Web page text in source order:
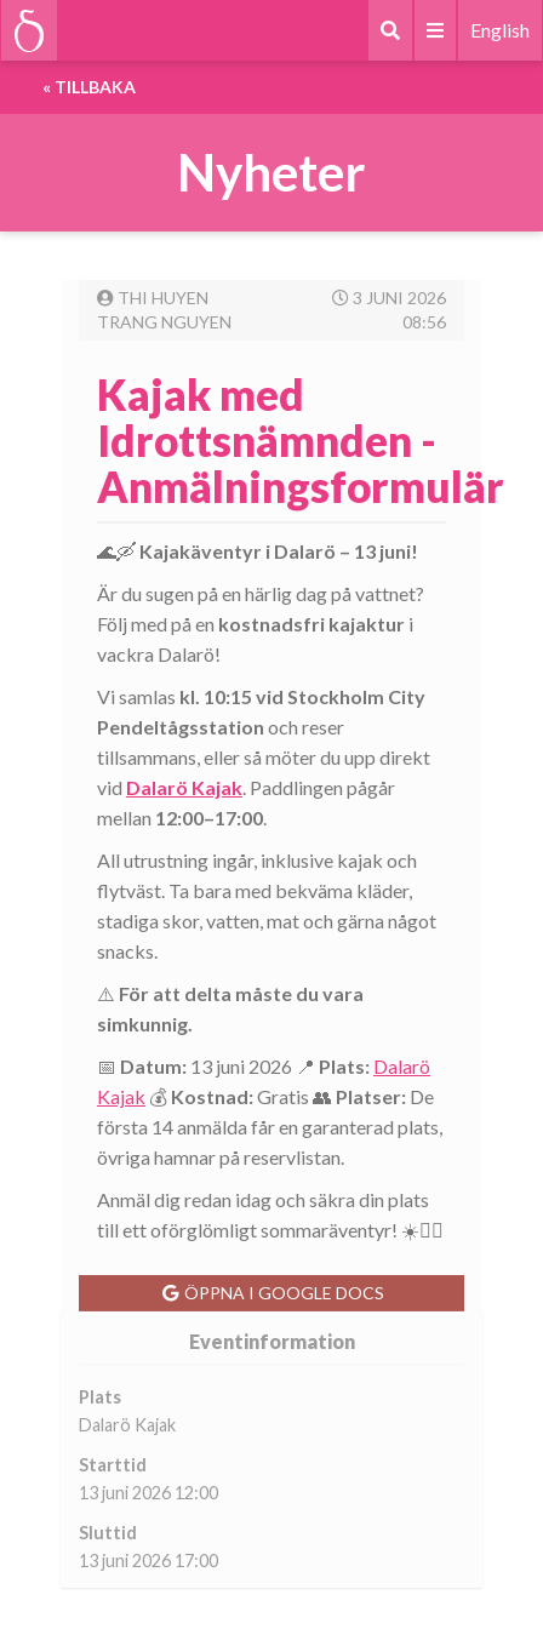
English
« TILLBAKA
Nyheter
THI HUYEN
TRANG NGUYEN
3 JUNI 2026
08:56
Kajak med
Idrottsnämnden -
Anmälningsformulär
🌊🛶 Kajakäventyr i Dalarö – 13 juni!
Är du sugen på en härlig dag på vattnet?
Följ med på en kostnadsfri kajaktur i
vackra Dalarö!
Vi samlas kl. 10:15 vid Stockholm City
Pendeltågsstation och reser
tillsammans, eller så möter du upp direkt
vid Dalarö Kajak. Paddlingen pågår
mellan 12:00–17:00.
All utrustning ingår, inklusive kajak och
flytväst. Ta bara med bekväma kläder,
stadiga skor, vatten, mat och gärna något
snacks.
⚠️ För att delta måste du vara
simkunnig.
📅 Datum: 13 juni 2026 📍 Plats: Dalarö
Kajak 💰 Kostnad:Gratis 👥 Platser: De
första 14 anmälda får en garanterad plats,
övriga hamnar på reservlistan.
Anmäl dig redan idag och säkra din plats
till ett oförglömligt sommaräventyr! ☀️🚣‍♀️
ÖPPNA I GOOGLE DOCS
Eventinformation
Plats
Dalarö Kajak
Starttid
13 juni 2026 12:00
Sluttid
13 juni 2026 17:00